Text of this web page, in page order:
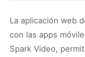
La aplicación web
con las apps
Spark Video,